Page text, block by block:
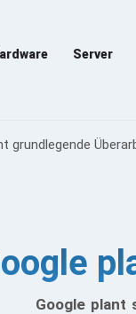
Server
grundlegende
Google plant